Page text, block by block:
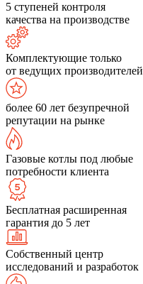
5 ступеней контроля
качества на производстве
Комплектующие только
от ведущих производителей
более 60 лет безупречной
репутации на рынке
Газовые котлы под любые
потребности клиента
Бесплатная расширенная
гарантия до 5 лет
Собственный центр
исследований и разработок